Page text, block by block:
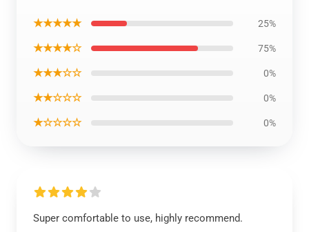
★★★★★ 25%
★★★★☆ 75%
★★★☆☆ 0%
★★☆☆☆ 0%
★☆☆☆☆ 0%
Super comfortable to use, highly recommend.